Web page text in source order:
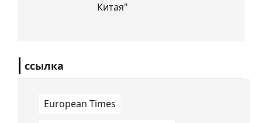
Китая"
ссылка
European Times